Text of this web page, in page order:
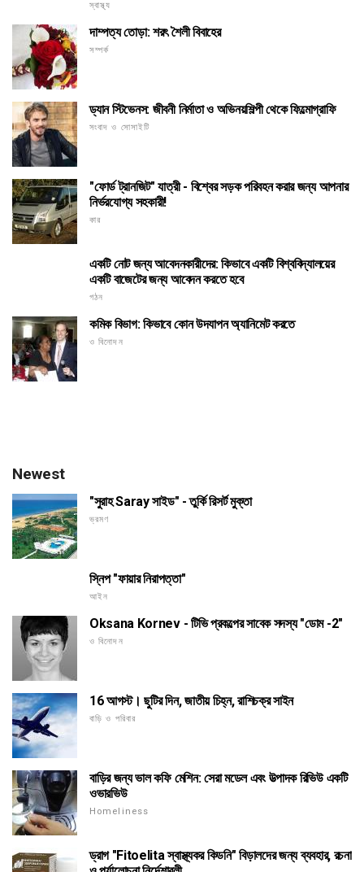
স্বাস্থ্য
দাম্পত্য তোড়া: শরৎ শৈলী বিবাহের
সম্পর্ক
ড্যান স্টিভেনস: জীবনী নির্মাতা ও অভিনয়শিল্পী থেকে ফিল্মোগ্রাফি
সংবাদ ও সোসাইটি
"ফোর্ড ট্রানজিট" যাত্রী - বিশ্বের সড়ক পরিবহন করার জন্য আপনার
নির্ভরযোগ্য সহকারী!
কার
একটি নোট জন্য আবেদনকারীদের: কিভাবে একটি বিশ্ববিদ্যালয়ের
একটি বাজেটের জন্য আবেদন করতে হবে
গঠন
কমিক বিভাগ: কিভাবে কোন উদযাপন অ্যানিমেট করতে
ও বিনোদন
Newest
"সুরাহ Saray সাইড" - তুর্কি রিসর্ট মুক্তা
ভ্রমণ
স্নিপ "ফায়ার নিরাপত্তা"
আইন
Oksana Kornev - টিভি প্রকল্পের সাবেক সদস্য "ডোম -2"
ও বিনোদন
16 আগস্ট। ছুটির দিন, জাতীয় চিহ্ন, রাশিচক্র সাইন
বাড়ি ও পরিবার
বাড়ির জন্য ভাল কফি মেশিন: সেরা মডেল এবং উত্পাদক রিভিউ একটি
ওভারভিউ
Homeliness
ড্রাগ "Fitoelita স্বাস্থ্যকর কিডনি" বিড়ালদের জন্য ব্যবহার, রচনা